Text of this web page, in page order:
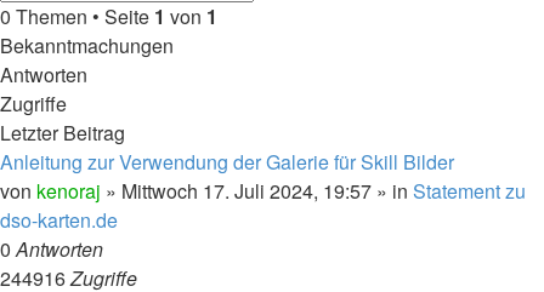
0 Themen • Seite 1 von 1
Bekanntmachungen
Antworten
Zugriffe
Letzter Beitrag
Anleitung zur Verwendung der Galerie für Skill Bilder
von kenoraj » Mittwoch 17. Juli 2024, 19:57 » in Statement zu
dso-karten.de
0Antworten
244916Zugriffe